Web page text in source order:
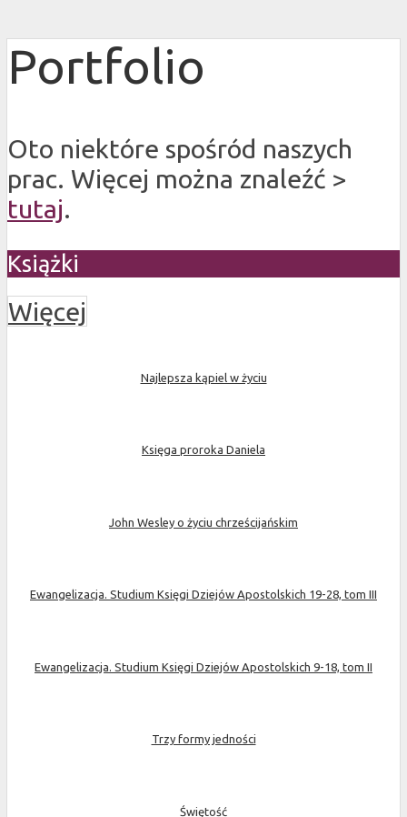
Portfolio
Oto niektóre spośród naszych
prac. Więcej można znaleźć >
tutaj.
Książki
Więcej
Najlepsza kąpiel w życiu
Księga proroka Daniela
John Wesley o życiu chrześcijańskim
Ewangelizacja. Studium Księgi Dziejów Apostolskich 19-28, tom III
Ewangelizacja. Studium Księgi Dziejów Apostolskich 9-18, tom II
Trzy formy jedności
Świętość